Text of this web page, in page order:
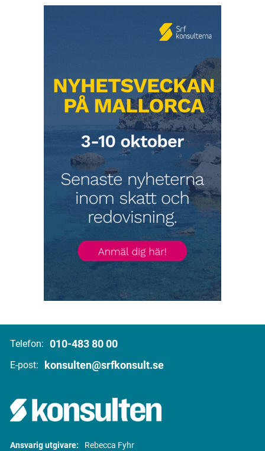
Telefon: 010-483 80 00
E-post: konsulten@srfkonsult.se
Ansvarig utgivare: Rebecca Fyhr